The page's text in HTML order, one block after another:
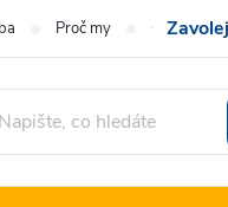
Proč my O nás